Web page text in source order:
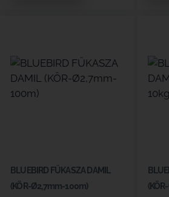
BLUEBIRD FŰKASZA DAMIL
(KÖR-Ø2,7mm-100m)